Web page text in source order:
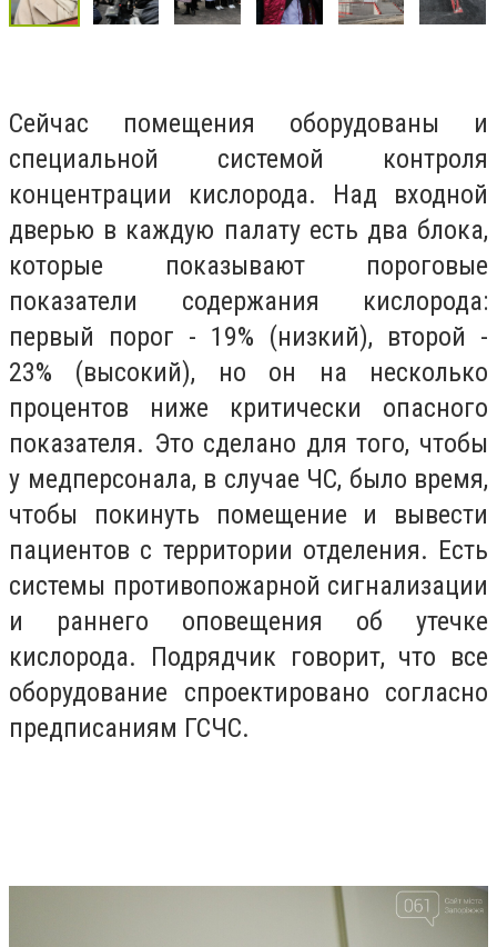
Сейчас помещения оборудованы и
специальной системой контроля
концентрации кислорода. Над входной
дверью в каждую палату есть два блока,
которые показывают пороговые
показатели содержания кислорода:
первый порог - 19% (низкий), второй -
23% (высокий), но он на несколько
процентов ниже критически опасного
показателя. Это сделано для того, чтобы
у медперсонала, в случае ЧС, было время,
чтобы покинуть помещение и вывести
пациентов с территории отделения. Есть
системы противопожарной сигнализации
и раннего оповещения об утечке
кислорода. Подрядчик говорит, что все
оборудование спроектировано согласно
предписаниям ГСЧС.